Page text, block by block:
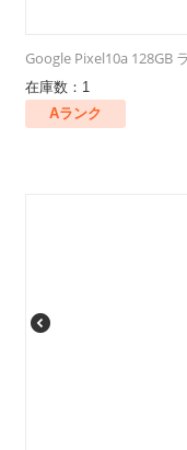
Google Pixel10a 128GB
在庫数：1
Aランク